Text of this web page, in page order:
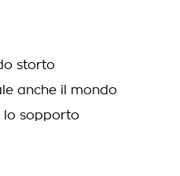
storto
anche il mondo
lo sopporto